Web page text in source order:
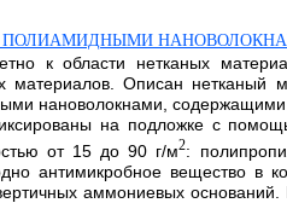
к области нетканых
материалов. Описан
нановолокнами,
на подложке с
от 15 до 90 г/м2:
антимикробное вещество в
аммониевых